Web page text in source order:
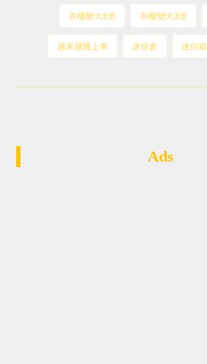
衣櫃變大3倍 衣櫃變大3倍
越來越難上車 迷你倉 迷你箱
Ads